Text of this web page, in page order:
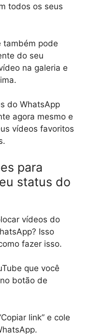
todos os seus
também pode
do seu
na galeria e
do WhatsApp
agora mesmo e
vídeos favoritos
para
status do
vídeos do
Isso
fazer isso.
que você
botão de
link” e cole